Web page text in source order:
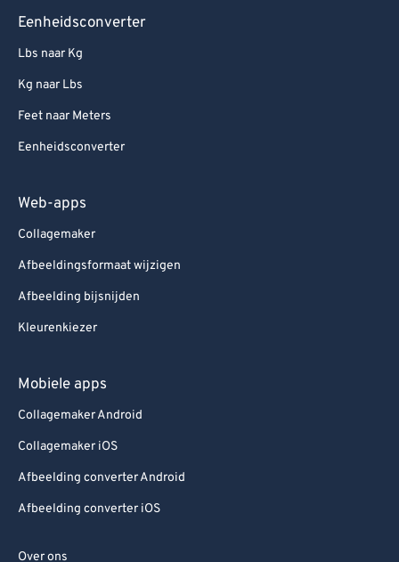
Eenheidsconverter
Lbs naar Kg
Kg naar Lbs
Feet naar Meters
Eenheidsconverter
Web-apps
Collagemaker
Afbeeldingsformaat wijzigen
Afbeelding bijsnijden
Kleurenkiezer
Mobiele apps
Collagemaker Android
Collagemaker iOS
Afbeelding converter Android
Afbeelding converter iOS
Over ons